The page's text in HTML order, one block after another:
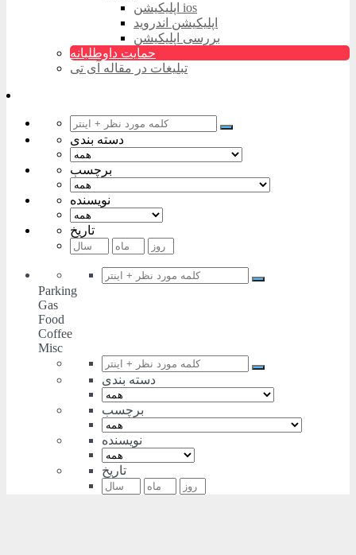
اپلیکیشن ios
اپلیکیشن اندروید
بررسی اپلیکیشن
حمایت داوطلبانه
تبلیغات در مقاله آی تی
دسته بندی
برچسب
نویسنده
تاریخ
Parking
Gas
Food
Coffee
Misc
دسته بندی
برچسب
نویسنده
تاریخ